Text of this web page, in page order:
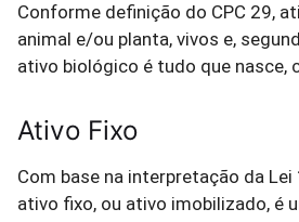
Conforme definição do CPC 29,
animal e/ou planta, vivos e,
ativo biológico é tudo que nasce,
Ativo Fixo
Com base na interpretação da
ativo fixo, ou ativo imobilizado, é